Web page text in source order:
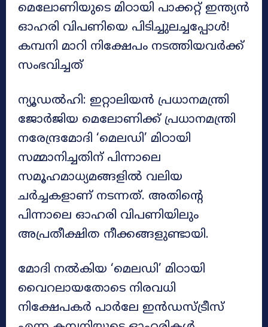
മെലോണിയുടെ മിഠായി പാക്കറ്റ് ഇന്ത്യൻ
ഓഹരി വിപണിയെ പിടിച്ചുലച്ചപ്പോൾ!
കമ്പനി മാറി നിക്ഷേപം നടത്തിയവർക്ക്
സംഭവിച്ചത്
ന്യൂഡൽഹി: ഇറ്റാലിയൻ പ്രധാനമന്ത്രി
ജോർജിയ മെലോണിക്ക് പ്രധാനമന്ത്രി
നരേന്ദ്രമോദി ‘മെലഡി’ മിഠായി
സമ്മാനിച്ചതിന് പിന്നാലെ
സമൂഹമാധ്യമങ്ങളിൽ വലിയ
ചർച്ചകളാണ് നടന്നത്. അതിന്റെ
പിന്നാലെ ഓഹരി വിപണിയിലും
അപ്രതീക്ഷിത നീക്കങ്ങളുണ്ടായി.
മോദി നൽകിയ ‘മെലഡി’ മിഠായി
വൈറലായതോടെ നിരവധി
നിക്ഷേപകർ പാർലേ ഇൻഡസ്ട്രീസ്